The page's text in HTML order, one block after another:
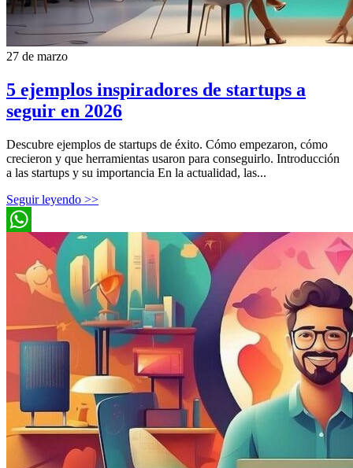
27 de marzo
5 ejemplos inspiradores de startups a
seguir en 2026
Descubre ejemplos de startups de éxito. Cómo empezaron, cómo
crecieron y que herramientas usaron para conseguirlo. Introducción
a las startups y su importancia En la actualidad, las...
Seguir leyendo >>
WhatsApp